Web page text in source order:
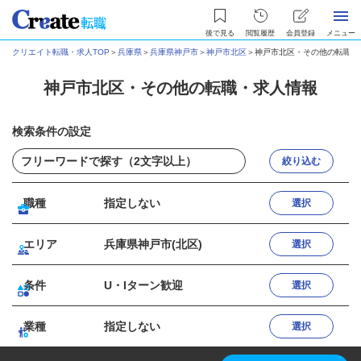
後で見る 閲覧履歴 会員登録 メニュー
クリエイト転職・求人TOP ＞兵庫県＞兵庫県神戸市＞神戸市北区＞神戸市北区・その他の転職
神戸市北区・その他の転職・求人情報
検索条件の設定
絞り込む
職種 指定しない 選択
エリア 兵庫県神戸市(北区) 選択
条件 U・Iターン歓迎 選択
業種 指定しない 選択